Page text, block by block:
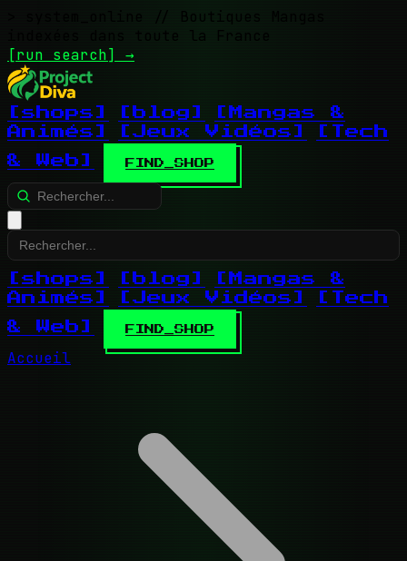
// Boutiques Mangas
indexées dans toute la France
[run search] →
[shops] [blog]
[Mangas &
Animés]
[Jeux Vidéos]
[Tech
& Web]
FIND_SHOP
[shops] [blog]
[Mangas &
Animés]
[Jeux Vidéos]
[Tech
& Web]
FIND_SHOP
Accueil